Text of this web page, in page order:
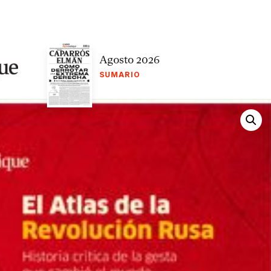
Agosto 2026
SUMARIO